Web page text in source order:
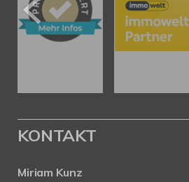
KONTAKT
Miriam Kunz